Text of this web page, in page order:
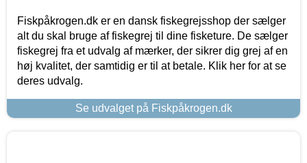
Fiskpåkrogen.dk er en dansk fiskegrejsshop der sælger
alt du skal bruge af fiskegrej til dine fisketure. De sælger
fiskegrej fra et udvalg af mærker, der sikrer dig grej af en
høj kvalitet, der samtidig er til at betale. Klik her for at se
deres udvalg.
Se udvalget på Fiskpåkrogen.dk